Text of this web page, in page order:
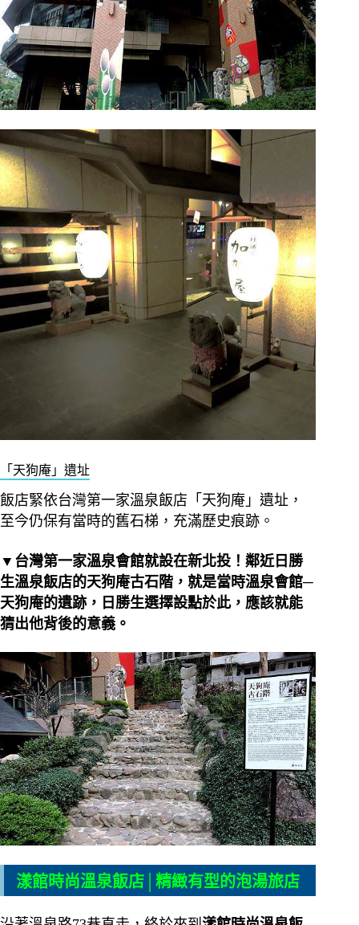
「天狗庵」遺址
飯店緊依台灣第一家溫泉飯店「天狗庵」遺址，
至今仍保有當時的舊石梯，充滿歷史痕跡。
▼台灣第一家溫泉會館就設在新北投！鄰近日勝
生溫泉飯店的天狗庵古石階，就是當時溫泉會館─
天狗庵的遺跡，日勝生選擇設點於此，應該就能
猜出他背後的意義。
漾館時尚溫泉飯店│精緻有型的泡湯旅店